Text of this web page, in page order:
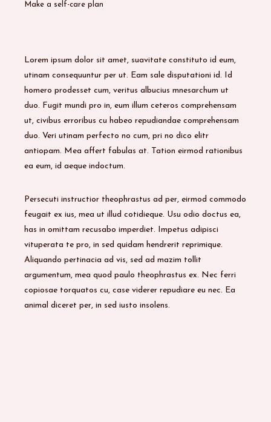
Make a self-care plan
Lorem ipsum dolor sit amet, suavitate constituto id eum,
utinam consequuntur per ut. Eam sale disputationi id. Id
homero prodesset cum, veritus albucius mnesarchum ut
duo. Fugit mundi pro in, eum illum ceteros comprehensam
ut, civibus erroribus cu habeo repudiandae comprehensam
duo. Veri utinam perfecto no cum, pri no dico elitr
antiopam. Mea affert fabulas at. Tation eirmod rationibus
ea eum, id aeque indoctum.
Persecuti instructior theophrastus ad per, eirmod commodo
feugait ex ius, mea ut illud cotidieque. Usu odio doctus ea,
has in omittam recusabo imperdiet. Impetus adipisci
vituperata te pro, in sed quidam hendrerit reprimique.
Aliquando pertinacia ad vis, sed ad mazim tollit
argumentum, mea quod paulo theophrastus ex. Nec ferri
copiosae torquatos cu, case viderer repudiare eu nec. Ea
animal diceret per, in sed iusto insolens.